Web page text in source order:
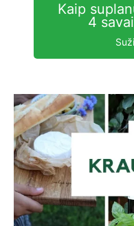
Kaip
4